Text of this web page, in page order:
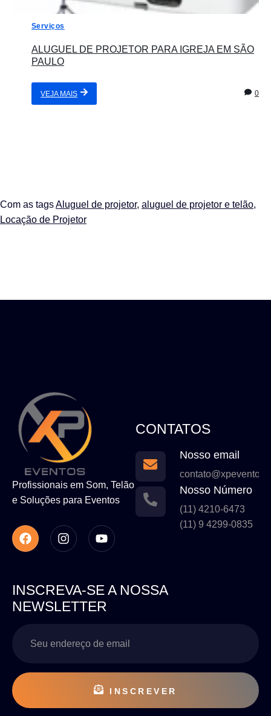
Serviços
ALUGUEL DE PROJETOR PARA IGREJA EM SÃO
PAULO
VEJA MAIS 0
Com as tagsAluguel de projetor, aluguel de projetor e telão,
Locação de Projetor
Profissionais em Som, Telão
e Soluções para Eventos
CONTATOS
Nosso email
Nosso Número
(11) 4210-6473
(11) 9 4299-0835
INSCREVA-SE A NOSSA
NEWSLETTER
INSCREVER